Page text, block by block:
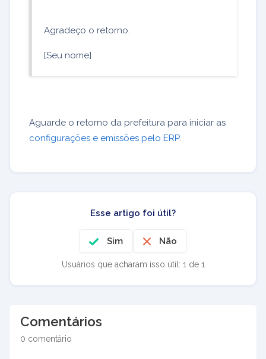
Agradeço o retorno.
[Seu nome]
Aguarde o retorno da prefeitura para iniciar as
configurações e emissões pelo ERP.
Esse artigo foi útil?
Sim Não
Usuários que acharam isso útil: 1 de 1
Comentários
0 comentário